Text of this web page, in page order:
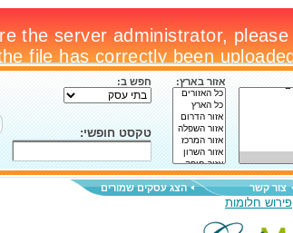
אזור בארץ: חפש ב:
טקסט חופשי:
צור קשר הצג עסקים שמורים
פירוש חלומות